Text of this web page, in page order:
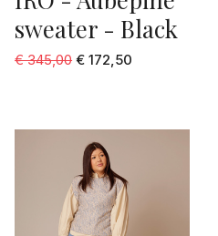
sweater - Black
€ 345,00 € 172,50